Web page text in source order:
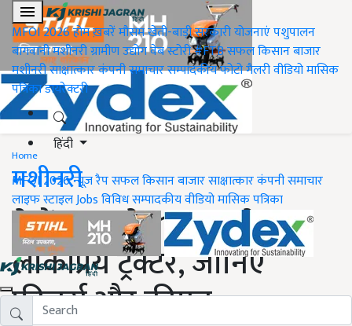
MFOI 2026होमख़बरेंमौसमखेती-बाड़ीसरकारी योजनाएंपशुपालन
बागवानीमशीनरीग्रामीण उद्योगवेब स्टोरी#FTBसफल किसानबाजार
मशीनरीसाक्षात्कारकंपनी समाचारसम्पादकीयफोटो गैलरीवीडियोमासिक
पत्रिकाडायरेक्टरी
हिंदी
MFOI 2026न्यूज़ रैपसफल किसानबाजारसाक्षात्कारकंपनी समाचार
लाइफ स्टाइलJobsविविधसम्पादकीयवीडियोमासिक पत्रिका
Home
मशीनरी
ये हैं भारत के 10 सबसे
लोकप्रिय ट्रैक्टर, जानिए
फीचर्स और कीमत